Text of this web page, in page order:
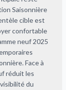
Saisonnière
cible est
confortable
neuf 2025
Face à
réduit les
du